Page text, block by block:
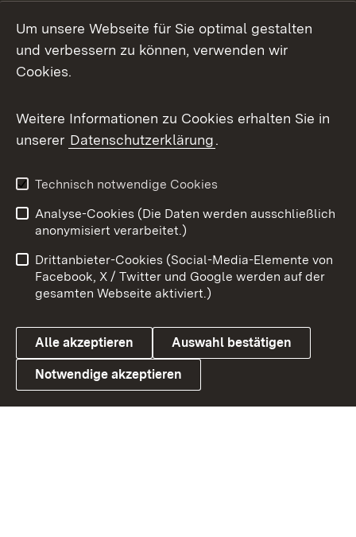
Mastodon
Messenger
Social Wall
X / Twitter
Youtube
Link zum Landesportal
Benutzungshinweise
Barrierefreiheit
Datenschutz
Cookies
Um unsere Webseite für Sie optimal gestalten
und verbessern zu können, verwenden wir
Cookies.
Weitere Informationen zu Cookies erhalten Sie in
unserer Datenschutzerklärung.
Technisch notwendige Cookies
Analyse-Cookies (Die Daten werden ausschließlich
anonymisiert verarbeitet.)
Drittanbieter-Cookies (Social-Media-Elemente von
Facebook, X / Twitter und Google werden auf der
gesamten Webseite aktiviert.)
Alle akzeptieren Auswahl bestätigen
Notwendige akzeptieren